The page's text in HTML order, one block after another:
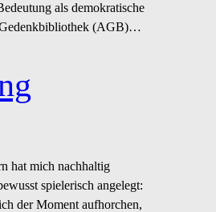
als demokratische
Gedenkbibliothek (AGB)…
hat mich nachhaltig
spielerisch angelegt:
der Moment aufhorchen,